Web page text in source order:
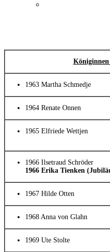
Königinnen
1963 Martha Schmedje
1964 Renate Onnen
1965 Elfriede Wettjen
1966 Ilsetraud Schröder
1966 Erika Tienken
1967 Hilde Otten
1968 Anna von Glahn
1969 Ute Stolte